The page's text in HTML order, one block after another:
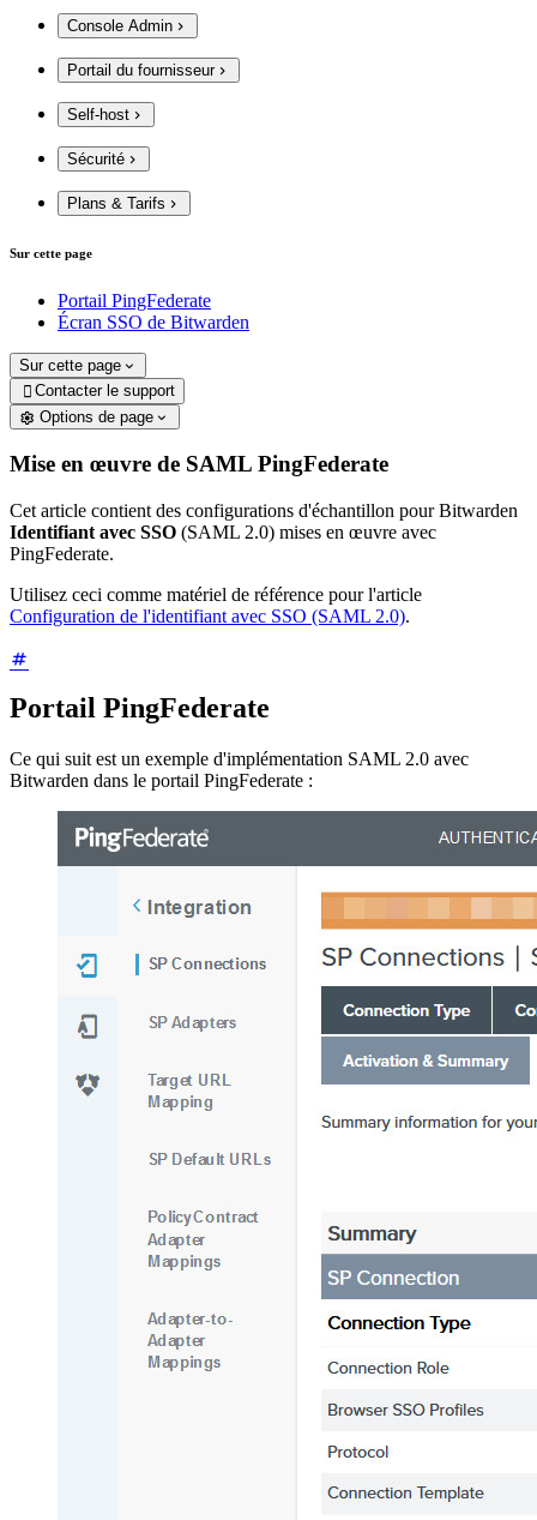
Console Admin
Portail du fournisseur
Self-host
Sécurité
Plans & Tarifs
Sur cette page
Portail PingFederate
Écran SSO de Bitwarden
Sur cette page
 Contacter le support
Options de page
Mise en œuvre de SAML PingFederate
Cet article contient des configurations d'échantillon pour Bitwarden
Identifiant avec SSO (SAML 2.0) mises en œuvre avec
PingFederate.
Utilisez ceci comme matériel de référence pour l'article
Configuration de l'identifiant avec SSO (SAML 2.0).
Portail PingFederate
Ce qui suit est un exemple d'implémentation SAML 2.0 avec
Bitwarden dans le portail PingFederate :